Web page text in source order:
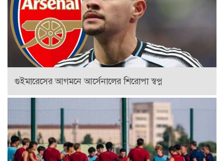
গুইমারেসের আগমনে আর্সেনালের শিরোপা স্বপ্ন